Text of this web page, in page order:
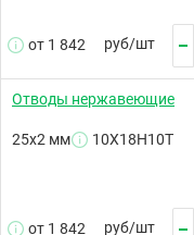
от 1 842 руб/шт
Отводы нержавеющие
25х2 мм 10Х18Н10Т
от 1 842 руб/шт